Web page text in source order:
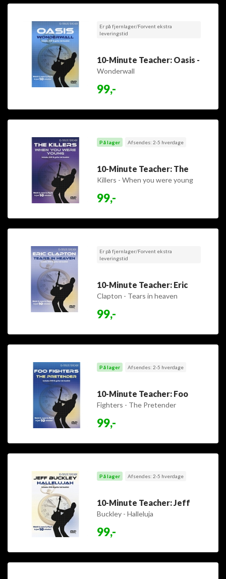
Er på fjernlager/Forvent ekstra
leveringstid
10-Minute Teacher: Oasis -
Wonderwall
99,-
På lager Afsendes: 2-5 hverdage
10-Minute Teacher: The
Killers - When you were young
99,-
Er på fjernlager/Forvent ekstra
leveringstid
10-Minute Teacher: Eric
Clapton - Tears in heaven
99,-
På lager Afsendes: 2-5 hverdage
10-Minute Teacher: Foo
Fighters - The Pretender
99,-
På lager Afsendes: 2-5 hverdage
10-Minute Teacher: Jeff
Buckley - Halleluja
99,-